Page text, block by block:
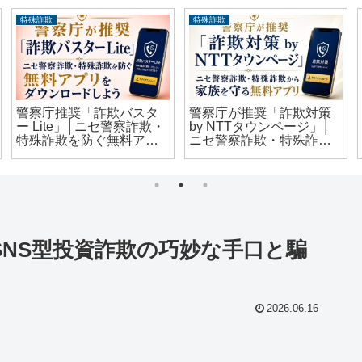
特殊詐欺
警察庁推奨「詐欺バスタ
ー Lite」│ニセ警察詐欺・
特殊詐欺を防ぐ無料アプ
特殊詐欺
警察庁が推奨「詐欺対策
by NTTタウンページ」│
ニセ警察詐欺・特殊詐欺
型投資詐欺の巧妙な手口と騙
2026.06.16